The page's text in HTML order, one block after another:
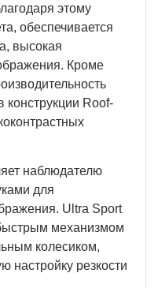
этому
обеспечивается
высокая
Кроме
Roof-
наблюдателю
для
Ultra Sport
механизмом
колесиком,
настройку резкости